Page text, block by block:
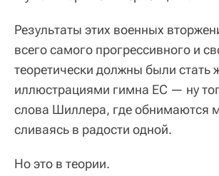
Результаты этих военных
всего самого прогрессивного и
теоретически должны были стать
иллюстрациями гимна ЕС — ну
слова Шиллера, где обнимаются
сливаясь в радости одной.
Но это в теории.